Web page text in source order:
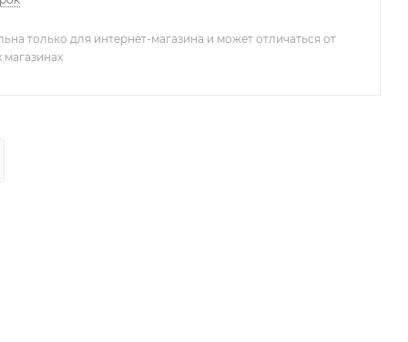
только для интернет-магазина и может отличаться от